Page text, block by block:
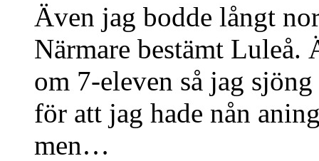
Även jag bodde långt
Närmare bestämt
om 7-eleven så jag
för att jag hade nån
men…